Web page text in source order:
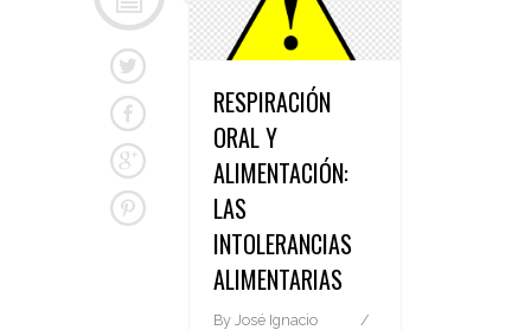
RESPIRACIÓN
ORAL Y
ALIMENTACIÓN:
LAS
INTOLERANCIAS
ALIMENTARIAS
By José Ignacio